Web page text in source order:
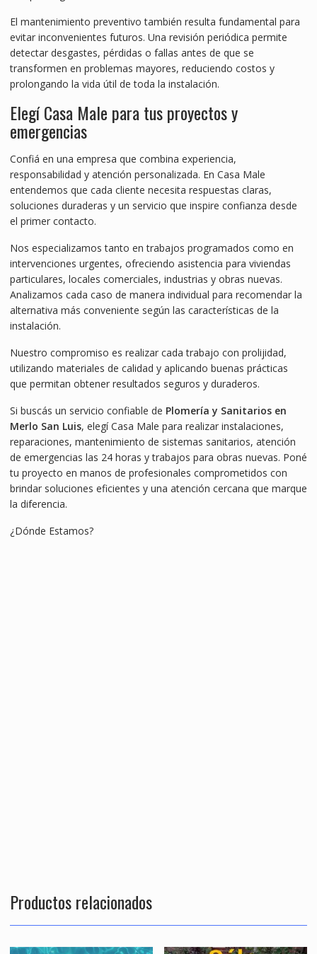
El mantenimiento preventivo también resulta fundamental para
evitar inconvenientes futuros. Una revisión periódica permite
detectar desgastes, pérdidas o fallas antes de que se
transformen en problemas mayores, reduciendo costos y
prolongando la vida útil de toda la instalación.
Elegí Casa Male para tus proyectos y
emergencias
Confiá en una empresa que combina experiencia,
responsabilidad y atención personalizada. En Casa Male
entendemos que cada cliente necesita respuestas claras,
soluciones duraderas y un servicio que inspire confianza desde
el primer contacto.
Nos especializamos tanto en trabajos programados como en
intervenciones urgentes, ofreciendo asistencia para viviendas
particulares, locales comerciales, industrias y obras nuevas.
Analizamos cada caso de manera individual para recomendar la
alternativa más conveniente según las características de la
instalación.
Nuestro compromiso es realizar cada trabajo con prolijidad,
utilizando materiales de calidad y aplicando buenas prácticas
que permitan obtener resultados seguros y duraderos.
Si buscás un servicio confiable de Plomería y Sanitarios en
Merlo San Luis, elegí Casa Male para realizar instalaciones,
reparaciones, mantenimiento de sistemas sanitarios, atención
de emergencias las 24 horas y trabajos para obras nuevas. Poné
tu proyecto en manos de profesionales comprometidos con
brindar soluciones eficientes y una atención cercana que marque
la diferencia.
¿Dónde Estamos?
Productos relacionados